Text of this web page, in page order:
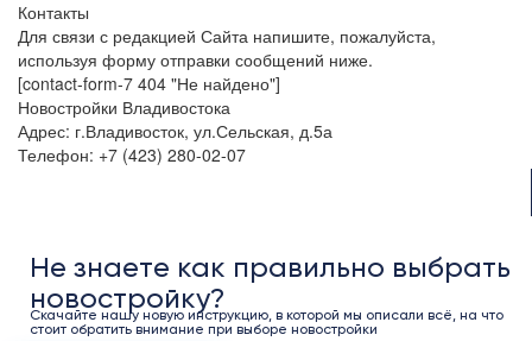
Контакты
Для связи с редакцией Сайта напишите, пожалуйста,
используя форму отправки сообщений ниже.
[contact-form-7 404 "Не найдено"]
Новостройки Владивостока
Адрес: г.Владивосток, ул.Сельская, д.5а
Телефон: +7 (423) 280-02-07
Не знаете как правильно выбрать
новостройку?
Скачайте нашу новую инструкцию, в которой мы описали всё, на что
стоит обратить внимание при выборе новостройки